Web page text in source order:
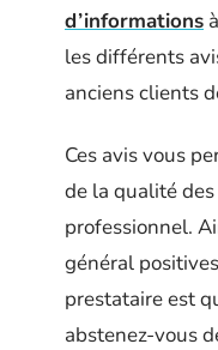
d’informations
les différents
anciens clients
Ces avis vous
de la qualité
professionnel.
général
prestataire est
abstenez-vous